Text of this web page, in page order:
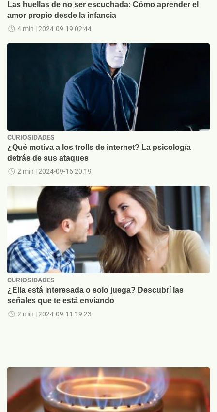
Las huellas de no ser escuchada: Cómo aprender el
amor propio desde la infancia
4 min | 2024-09-19 02:44
CURIOSIDADES
¿Qué motiva a los trolls de internet? La psicología
detrás de sus ataques
2 min | 2024-09-16 20:19
CURIOSIDADES
¿Ella está interesada o solo juega? Descubrí las
señales que te está enviando
2 min | 2024-09-11 19:23